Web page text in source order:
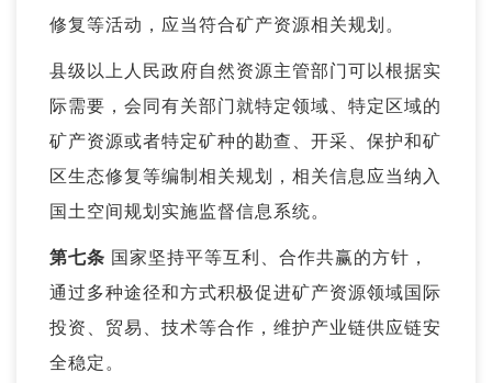
修复等活动，应当符合矿产资源相关规划。
县级以上人民政府自然资源主管部门可以根据实
际需要，会同有关部门就特定领域、特定区域的
矿产资源或者特定矿种的勘查、开采、保护和矿
区生态修复等编制相关规划，相关信息应当纳入
国土空间规划实施监督信息系统。
第七条 国家坚持平等互利、合作共赢的方针，
通过多种途径和方式积极促进矿产资源领域国际
投资、贸易、技术等合作，维护产业链供应链安
全稳定。